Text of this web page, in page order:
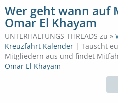
Wer geht wann auf
Omar El Khayam
UNTERHALTUNGS-THREADS zu »
Kreuzfahrt Kalender | Tauscht
Mitgliedern aus und findet
Omar El Khayam